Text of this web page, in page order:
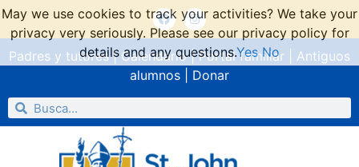
Padres y tutores|Calendario|Portal familiar
Antiguos
alumnos
Donar
May we use cookies to track your activities? We take your
privacy very seriously. Please see our privacy policy for
details and any questions.Yes No